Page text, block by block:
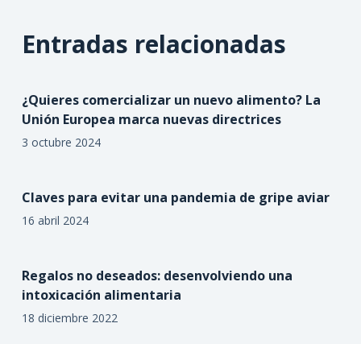
Entradas relacionadas
¿Quieres comercializar un nuevo alimento? La
Unión Europea marca nuevas directrices
3 octubre 2024
Claves para evitar una pandemia de gripe aviar
16 abril 2024
Regalos no deseados: desenvolviendo una
intoxicación alimentaria
18 diciembre 2022